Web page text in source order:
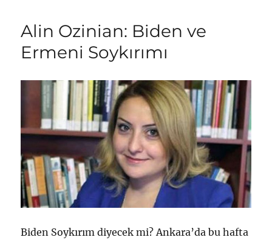
Alin Ozinian: Biden ve
Ermeni Soykırımı
Biden Soykırım diyecek mi? Ankara’da bu hafta